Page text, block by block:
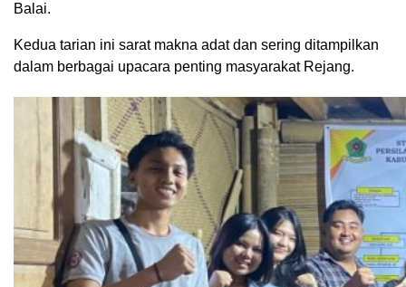
Balai.
Kedua tarian ini sarat makna adat dan sering ditampilkan
dalam berbagai upacara penting masyarakat Rejang.